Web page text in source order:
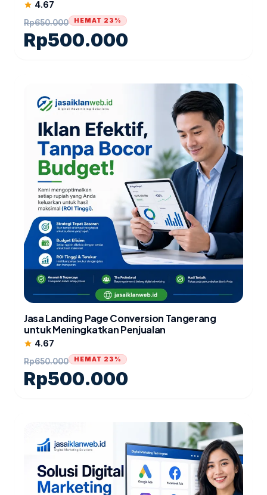
star 4.67
Rp650.000
Rp500.000
HEMAT 23%
Jasa Landing Page Conversion Tangerang
untuk Meningkatkan Penjualan
star 4.67
Rp650.000
Rp500.000
HEMAT 23%